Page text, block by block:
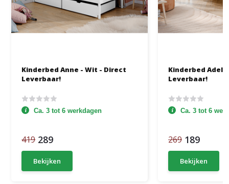
Kinderbed Anne - Wit - Direct
Leverbaar!
Ca. 3 tot 6 werkdagen
419 289
Bekijken
Kinderbed
Leverbaar!
Ca. 3 tot 6
269 189
Bekijken